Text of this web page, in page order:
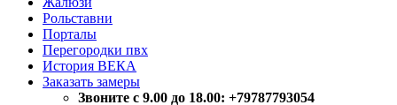
Рольставни
Порталы
Перегородки пвх
История ВЕКА
Заказать замеры
Звоните с 9.00 до 18.00: +79787793054